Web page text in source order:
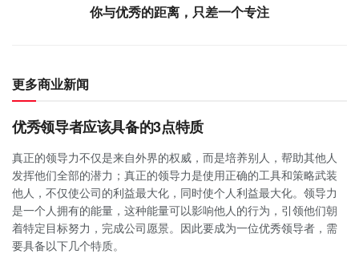
你与优秀的距离，只差一个专注
更多商业新闻
优秀领导者应该具备的3点特质
真正的领导力不仅是来自外界的权威，而是培养别人，帮助其他人
发挥他们全部的潜力；真正的领导力是使用正确的工具和策略武装
他人，不仅使公司的利益最大化，同时使个人利益最大化。领导力
是一个人拥有的能量，这种能量可以影响他人的行为，引领他们朝
着特定目标努力，完成公司愿景。因此要成为一位优秀领导者，需
要具备以下几个特质。